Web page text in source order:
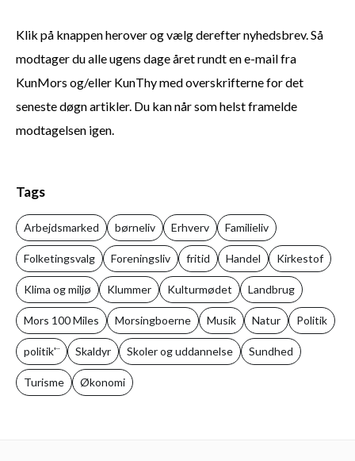
Klik på knappen herover og vælg derefter nyhedsbrev. Så
modtager du alle ugens dage året rundt en e-mail fra
KunMors og/eller KunThy med overskrifterne for det
seneste døgn artikler. Du kan når som helst framelde
modtagelsen igen.
Tags
Arbejdsmarked børneliv Erhverv Familieliv
Folketingsvalg Foreningsliv fritid Handel Kirkestof
Klima og miljø Klummer Kulturmødet Landbrug
Mors 100 Miles Morsingboerne Musik Natur Politik
politik'¨ Skaldyr Skoler og uddannelse Sundhed
Turisme Økonomi